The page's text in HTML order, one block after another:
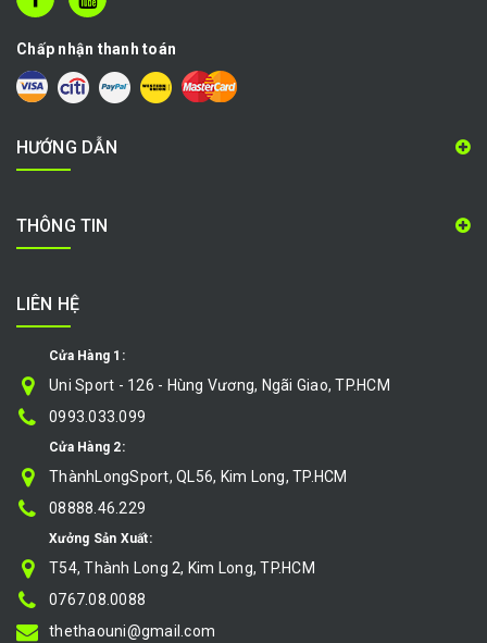
Chấp nhận thanh toán
HƯỚNG DẪN
THÔNG TIN
LIÊN HỆ
Cửa Hàng 1:
Uni Sport - 126 - Hùng Vương, Ngãi Giao, TP.HCM
0993.033.099
Cửa Hàng 2:
ThànhLongSport, QL56, Kim Long, TP.HCM
08888.46.229
Xưởng Sản Xuất:
T54, Thành Long 2, Kim Long, TP.HCM
0767.08.0088
thethaouni@gmail.com